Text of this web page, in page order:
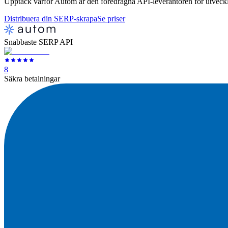
Distribuera din SERP-skrapaSe priser
Snabbaste SERP API
8
Säkra betalningar